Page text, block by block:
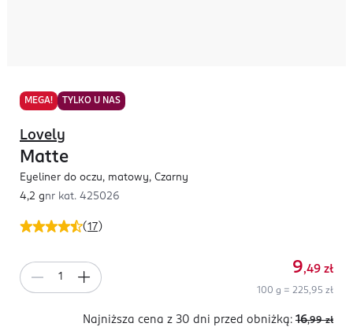
MEGA! TYLKO U NAS
(17)
Lovely
Matte
Eyeliner do oczu, matowy, Czarny
4,2 gnr kat. 425026
9,49 zł
100 g = 225,95 zł
Najniższa cena z 30 dni przed obniżką: 16,99 zł